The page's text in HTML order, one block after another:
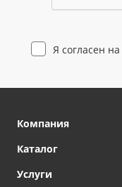
Я согласен на
Компания
Каталог
Услуги